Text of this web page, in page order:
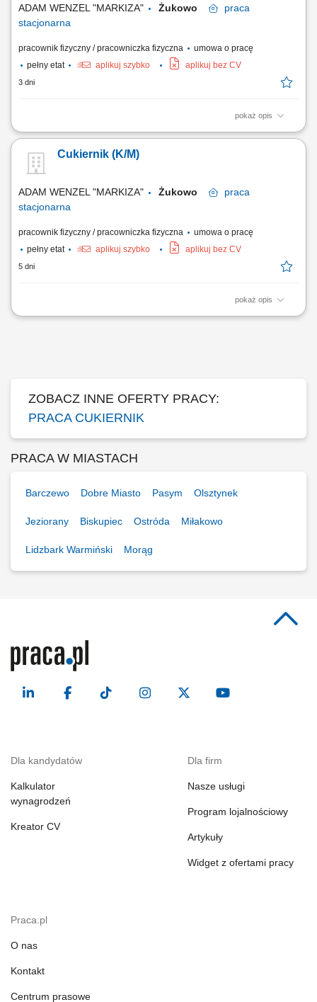
ADAM WENZEL "MARKIZA" Żukowo
praca
stacjonarna
pracownik fizyczny / pracowniczka fizyczna
umowa o pracę
pełny etat
aplikuj szybko aplikuj bez CV
3 dni
pokaż opis
Opis stanowiska Produkcja wyrobów cukierniczych, ciast deserowych
zgodnie z obowiązującymi recepturami; Wypiek produktów;
Utrzymywanie wysokiego poziomu czystości i porządku na stanowisku
Cukiernik (K/M)
ADAM WENZEL "MARKIZA" Żukowo
praca
stacjonarna
pracownik fizyczny / pracowniczka fizyczna
umowa o pracę
pełny etat
aplikuj szybko aplikuj bez CV
5 dni
pokaż opis
Opis stanowiska: praca przy produkcji wyrobów cukierniczych, ciast
ZOBACZ INNE OFERTY PRACY:
PRACA CUKIERNIK
PRACA W MIASTACH
Barczewo Dobre Miasto Pasym Olsztynek
Jeziorany Biskupiec Ostróda Miłakowo
Lidzbark Warmiński Morąg
Dla kandydatów
Kalkulator
wynagrodzeń
Kreator CV
Dla firm
Nasze usługi
Program lojalnościowy
Artykuły
Widget z ofertami pracy
Praca.pl
O nas
Kontakt
Centrum prasowe